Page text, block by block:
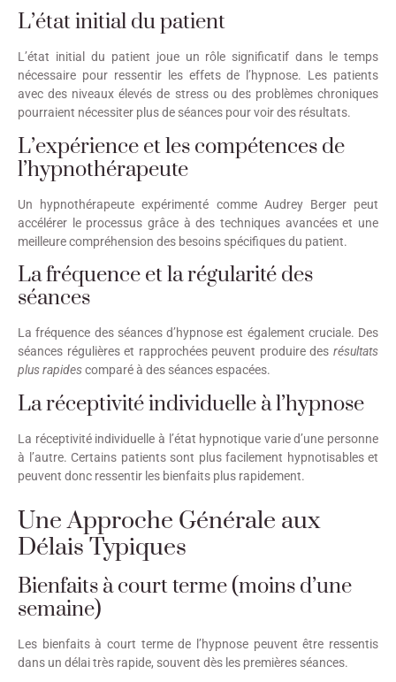
L’état initial du patient
L’état initial du patient joue un rôle significatif dans le temps
nécessaire pour ressentir les effets de l’hypnose. Les patients
avec des niveaux élevés de stress ou des problèmes chroniques
pourraient nécessiter plus de séances pour voir des résultats.
L’expérience et les compétences de
l’hypnothérapeute
Un hypnothérapeute expérimenté comme Audrey Berger peut
accélérer le processus grâce à des techniques avancées et une
meilleure compréhension des besoins spécifiques du patient.
La fréquence et la régularité des
séances
La fréquence des séances d’hypnose est également cruciale. Des
séances régulières et rapprochées peuvent produire des résultats
plus rapidescomparé à des séances espacées.
La réceptivité individuelle à l’hypnose
La réceptivité individuelle à l’état hypnotique varie d’une personne
à l’autre. Certains patients sont plus facilement hypnotisables et
peuvent donc ressentir les bienfaits plus rapidement.
Une Approche Générale aux
Délais Typiques
Bienfaits à court terme (moins d’une
semaine)
Les bienfaits à court terme de l’hypnose peuvent être ressentis
dans un délai très rapide, souvent dès les premières séances.